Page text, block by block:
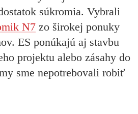
súkromia. Vybrali
N7 zo širokej ponuky
ES ponúkajú aj stavbu
projektu alebo zásahy do
sme nepotrebovali robiť